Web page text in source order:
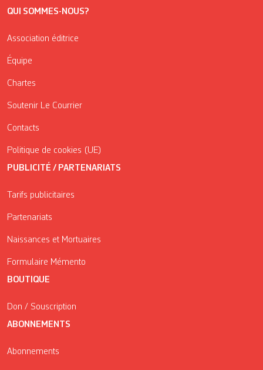
QUI SOMMES-NOUS?
Association éditrice
Équipe
Chartes
Soutenir Le Courrier
Contacts
Politique de cookies (UE)
PUBLICITÉ / PARTENARIATS
Tarifs publicitaires
Partenariats
Naissances et Mortuaires
Formulaire Mémento
BOUTIQUE
Don / Souscription
ABONNEMENTS
Abonnements